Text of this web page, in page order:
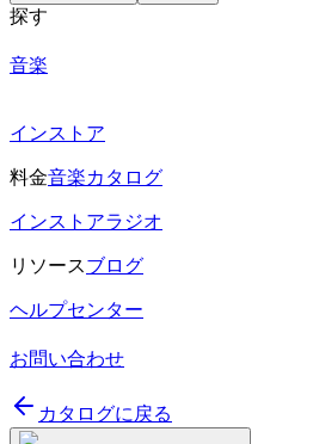
探す
音楽
インストア
料金音楽カタログ
インストアラジオ
リソースブログ
ヘルプセンター
お問い合わせ
カタログに戻る